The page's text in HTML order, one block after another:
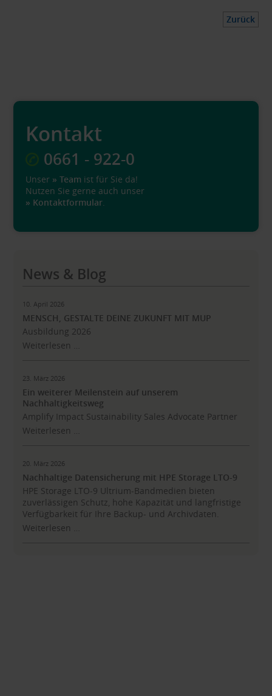
Zurück
Kontakt
0661 - 922-0
Unser » Team ist für Sie da!
Nutzen Sie gerne auch unser
» Kontaktformular.
News & Blog
10. April 2026
MENSCH, GESTALTE DEINE ZUKUNFT MIT MUP
Ausbildung 2026
Weiterlesen …
23. März 2026
Ein weiterer Meilenstein auf unserem
Nachhaltigkeitsweg
Amplify Impact Sustainability Sales Advocate Partner
Weiterlesen …
20. März 2026
Nachhaltige Datensicherung mit HPE Storage LTO-9
HPE Storage LTO-9 Ultrium-Bandmedien bieten
zuverlässigen Schutz, hohe Kapazität und langfristige
Verfügbarkeit für Ihre Backup- und Archivdaten.
Weiterlesen …